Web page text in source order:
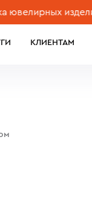
изделий по
КЛИЕНТАМ